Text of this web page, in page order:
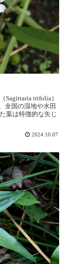
trifolia）
全国の湿地や水田
葉は特徴的な矢じ
2024.10.07